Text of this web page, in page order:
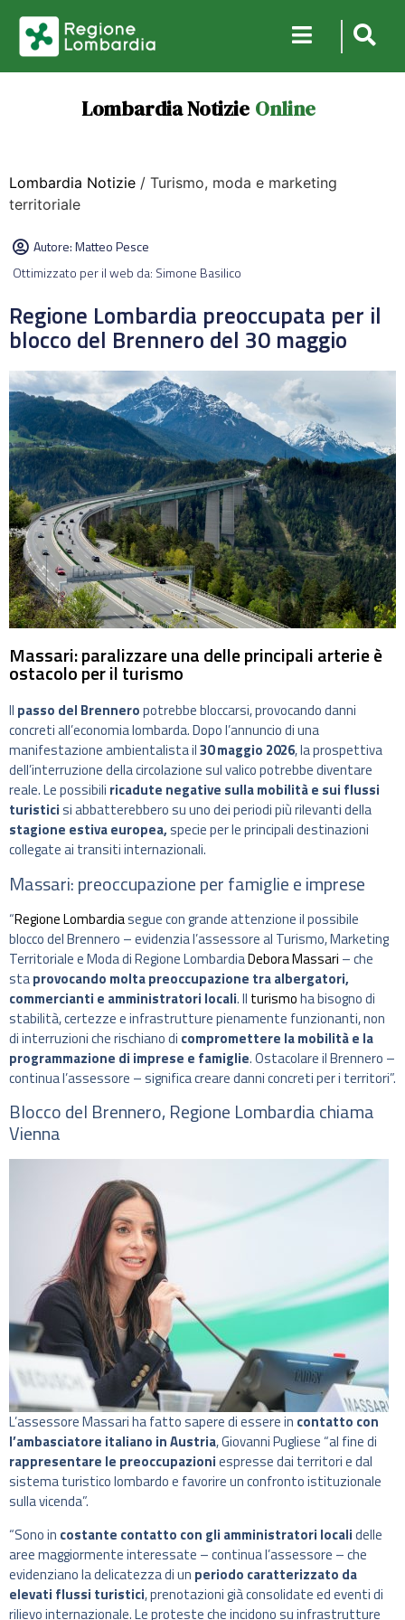
Lombardia Notizie Online
Lombardia Notizie / Turismo, moda e marketing
territoriale
Autore:Matteo Pesce
Ottimizzato per il web da: Simone Basilico
Regione Lombardia preoccupata per il
blocco del Brennero del 30 maggio
Massari: paralizzare una delle principali arterie è
ostacolo per il turismo
Il passo del Brenneropotrebbe bloccarsi, provocando danni
concreti all’economia lombarda. Dopo l’annuncio di una
manifestazione ambientalista il30 maggio 2026, la prospettiva
dell’interruzione della circolazione sul valico potrebbe diventare
reale. Le possibili ricadute negative sulla mobilità e sui flussi
turisticisi abbatterebbero su uno dei periodi più rilevanti della
stagione estiva europea,specie per le principali destinazioni
collegate ai transiti internazionali.
Massari: preoccupazione per famiglie e imprese
“Regione Lombardiasegue con grande attenzione il possibile
blocco del Brennero – evidenzia l’assessore al Turismo, Marketing
Territoriale e Moda di Regione LombardiaDebora Massari – che
staprovocando molta preoccupazione tra albergatori,
commercianti e amministratori locali. Il turismoha bisogno di
stabilità, certezze e infrastrutture pienamente funzionanti, non
di interruzioni che rischiano di compromettere la mobilità e la
programmazione di imprese e famiglie. Ostacolare il Brennero –
continua l’assessore – significa creare danni concreti per i territori”.
Blocco del Brennero, Regione Lombardia chiama
Vienna
L’assessore Massari ha fatto sapere di essere in contatto con
l’ambasciatore italiano in Austria, Giovanni Pugliese “al fine di
rappresentare le preoccupazioniespresse dai territori e dal
sistema turistico lombardo e favorire un confronto istituzionale
sulla vicenda”.
“Sono in costante contatto con gli amministratori localidelle
aree maggiormente interessate – continua l’assessore – che
evidenziano la delicatezza di un periodo caratterizzato da
elevati flussi turistici, prenotazioni già consolidate ed eventi di
rilievo internazionale. Le proteste che incidono su infrastrutture